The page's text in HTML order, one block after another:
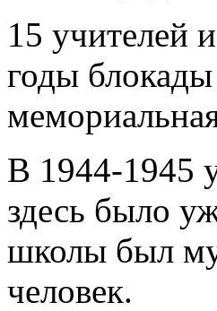
15 учителей
годы
В 1944-1945
здесь было
школы был
человек.